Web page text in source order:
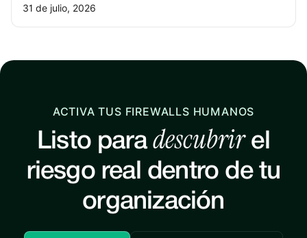
31 de julio, 2026
ACTIVA TUS FIREWALLS HUMANOS
Listo paradescubrirel
riesgo real dentro de tu
organización